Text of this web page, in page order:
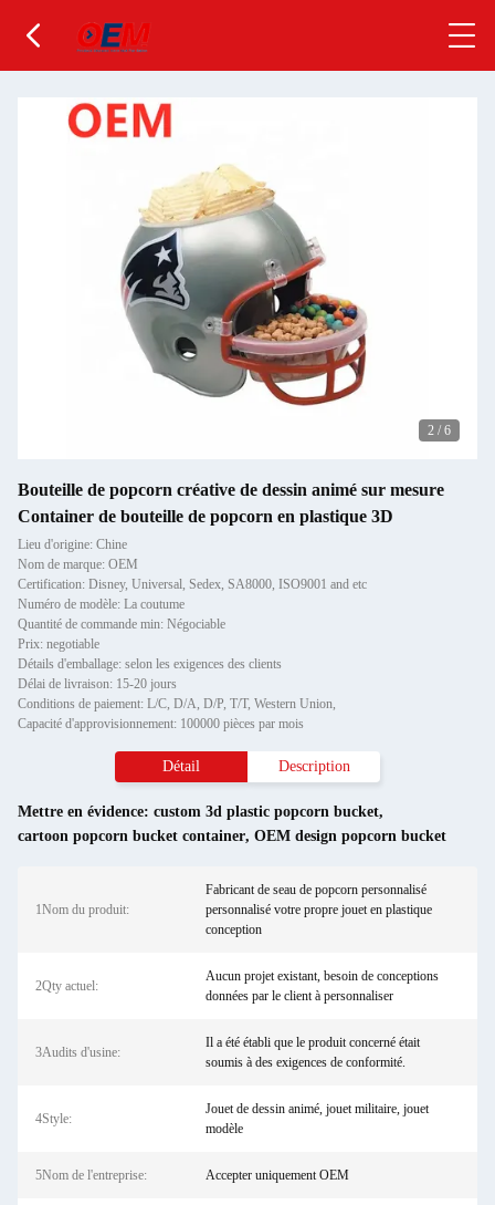
2 / 6
Bouteille de popcorn créative de dessin animé sur mesure
Container de bouteille de popcorn en plastique 3D
Lieu d'origine: Chine
Nom de marque: OEM
Certification: Disney, Universal, Sedex, SA8000, ISO9001 and etc
Numéro de modèle: La coutume
Quantité de commande min: Négociable
Prix: negotiable
Détails d'emballage: selon les exigences des clients
Délai de livraison: 15-20 jours
Conditions de paiement: L/C, D/A, D/P, T/T, Western Union,
Capacité d'approvisionnement: 100000 pièces par mois
Détail Description
Mettre en évidence: custom 3d plastic popcorn bucket,
cartoon popcorn bucket container, OEM design popcorn bucket
1Nom du produit:
Fabricant de seau de popcorn personnalisé
personnalisé votre propre jouet en plastique
conception
2Qty actuel:
Aucun projet existant, besoin de conceptions
données par le client à personnaliser
3Audits d'usine:
Il a été établi que le produit concerné était
soumis à des exigences de conformité.
4Style:
Jouet de dessin animé, jouet militaire, jouet
modèle
5Nom de l'entreprise: Accepter uniquement OEM